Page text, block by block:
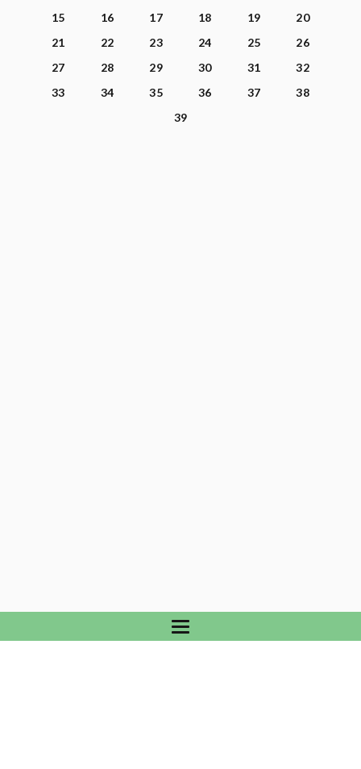
15
16 17 18 19
20
21
22 23 24 25
26
27
28 29 30 31
32
33
34 35 36 37
38
39